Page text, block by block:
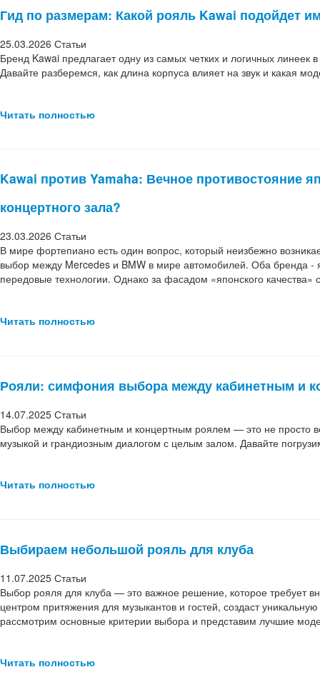
Гид по размерам: Какой рояль Kawai подойдет
25.03.2026 Статьи
Бренд Kawai предлагает одну из самых четких и логичных
Давайте разберемся, как длина корпуса влияет на звук и какая
Читать полностью
Kawai против Yamaha: Вечное противостояние
концертного зала?
23.03.2026 Статьи
В мире фортепиано есть один вопрос, который неизбежно
выбор между Mercedes и BMW в мире автомобилей. Оба бренда -
передовые технологии. Однако за фасадом «японского
Читать полностью
Рояли: симфония выбора между кабинетным и
14.07.2025 Статьи
Выбор между кабинетным и концертным роялем — это не
музыкой и грандиозным диалогом с целым залом. Давайте
Читать полностью
Выбираем небольшой рояль для клуба
11.07.2025 Статьи
Выбор рояля для клуба — это важное решение, которое требует
центром притяжения для музыкантов и гостей, создаст
рассмотрим основные критерии выбора и представим лучшие
Читать полностью